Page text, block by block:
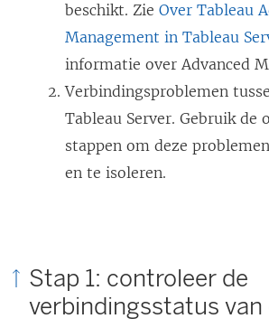
beschikt. Zie Over Tableau
Management in Tableau
informatie over Advanced
Verbindingsproblemen
Tableau Server. Gebruik de
stappen om deze
en te isoleren.
Stap 1: controleer de
verbindingsstatus van